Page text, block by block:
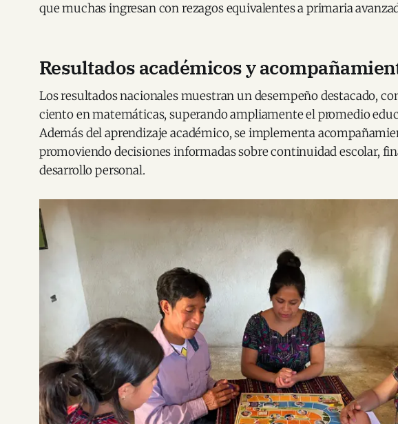
que muchas ingresan con rezagos equivalentes a primaria
Resultados académicos y
Los resultados nacionales muestran un desempeño destacado,
ciento en matemáticas, superando ampliamente el promedio
Además del aprendizaje académico, se implementa
promoviendo decisiones informadas sobre continuidad escolar,
desarrollo personal.